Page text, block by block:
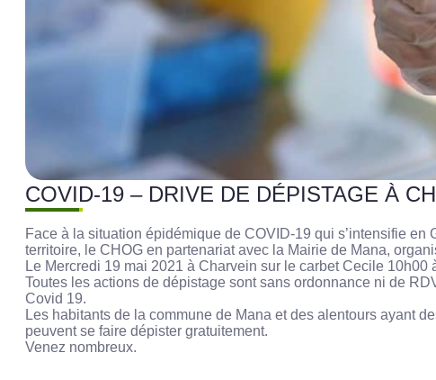
COVID-19 – DRIVE DE DÉPISTAGE À
Face à la situation épidémique de COVID-19 qui s’intensifie
territoire, le CHOG en partenariat avec la Mairie de Mana,
Le Mercredi 19 mai 2021 à Charvein sur le carbet Cecile 10h00
Toutes les actions de dépistage sont sans ordonnance ni de
Covid 19.
Les habitants de la commune de Mana et des alentours ayant
peuvent se faire dépister gratuitement.
Venez nombreux.